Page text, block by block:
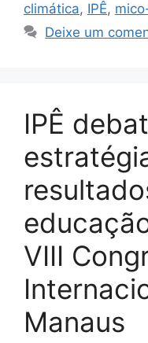
climática, IPÊ,
Deixe um
IPÊ
VIII
Manaus